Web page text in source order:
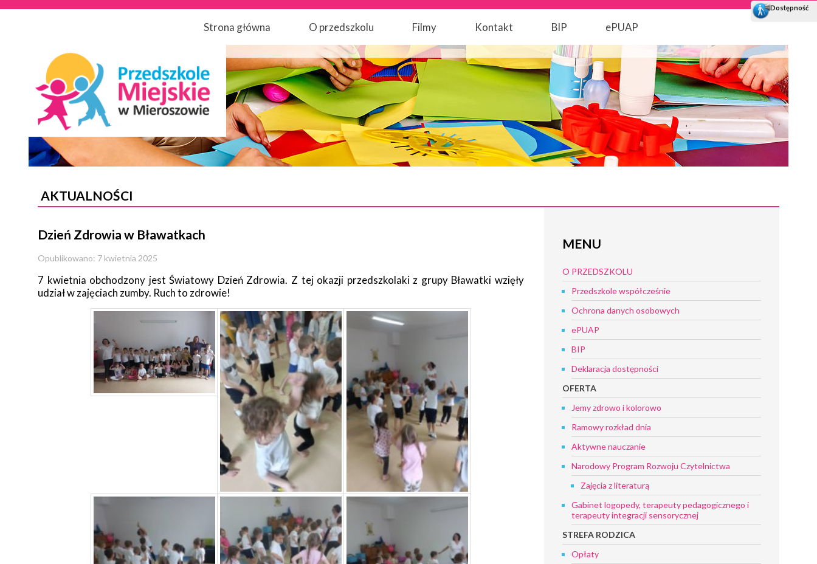
Strona główna O przedszkolu Filmy Kontakt BIP ePUAP
AKTUALNOŚCI
MENU
O PRZEDSZKOLU
Przedszkole współcześnie
Ochrona danych osobowych
ePUAP
BIP
Deklaracja dostępności
OFERTA
Jemy zdrowo i kolorowo
Ramowy rozkład dnia
Aktywne nauczanie
Narodowy Program Rozwoju Czytelnictwa
Zajęcia z literaturą
Gabinet logopedy, terapeuty pedagogicznego i
terapeuty integracji sensorycznej
STREFA RODZICA
Opłaty
Dzień Zdrowia w Bławatkach
Opublikowano: 7 kwietnia 2025
7 kwietnia obchodzony jest Światowy Dzień Zdrowia. Z tej okazji przedszkolaki z grupy Bławatki wzięły
udział w zajęciach zumby. Ruch to zdrowie!